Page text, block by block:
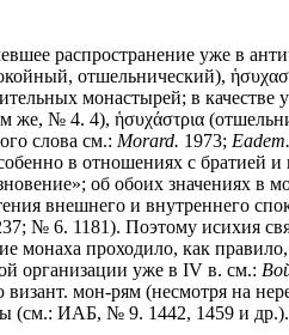
распространение уже в
отшельнический),
монастырей; в
№ 4. 4), ἡσυχάστρια
слова см.: Morard. 1973; Eadem.
в отношениях с
об обоих значениях в
внешнего и внутреннего
6. 1181). Поэтому исихия
монаха проходило, как
организации уже в IV в. см.:
мон-рям (несмотря на
(см.: ИАБ, № 9. 1442, 1459 и